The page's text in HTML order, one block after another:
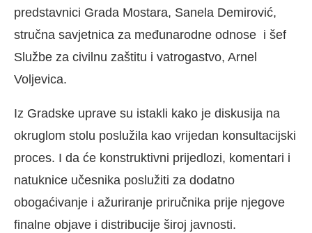
predstavnici Grada Mostara, Sanela Demirović,
stručna savjetnica za međunarodne odnose i šef
Službe za civilnu zaštitu i vatrogastvo, Arnel
Voljevica.
Iz Gradske uprave su istakli kako je diskusija na
okruglom stolu poslužila kao vrijedan konsultacijski
proces. I da će konstruktivni prijedlozi, komentari i
natuknice učesnika poslužiti za dodatno
obogaćivanje i ažuriranje priručnika prije njegove
finalne objave i distribucije široj javnosti.